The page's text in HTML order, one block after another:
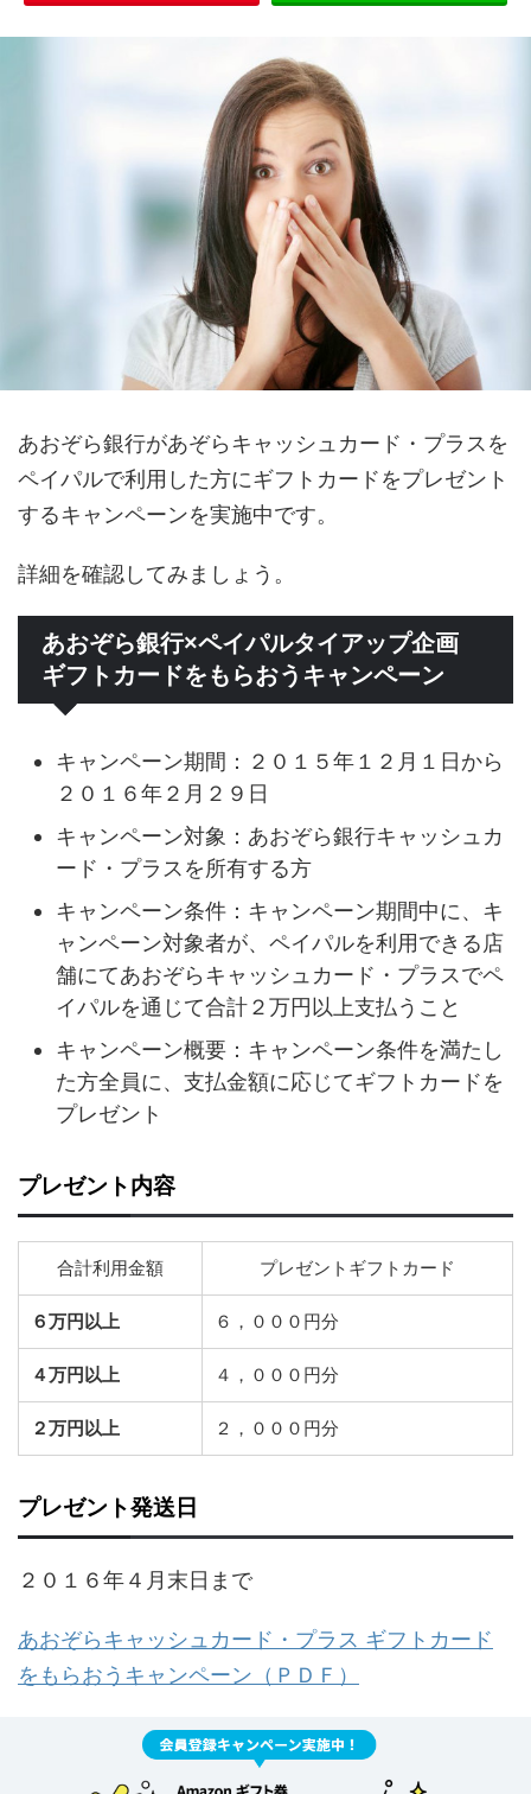
あおぞら銀行があぞらキャッシュカード・プラスを
ペイパルで利用した方にギフトカードをプレゼント
するキャンペーンを実施中です。
詳細を確認してみましょう。
あおぞら銀行×ペイパルタイアップ企画
ギフトカードをもらおうキャンペーン
キャンペーン期間：２０１５年１２月１日から
２０１６年２月２９日
キャンペーン対象：あおぞら銀行キャッシュカ
ード・プラスを所有する方
キャンペーン条件：キャンペーン期間中に、キ
ャンペーン対象者が、ペイパルを利用できる店
舗にてあおぞらキャッシュカード・プラスでペ
イパルを通じて合計２万円以上支払うこと
キャンペーン概要：キャンペーン条件を満たし
た方全員に、支払金額に応じてギフトカードを
プレゼント
プレゼント内容
合計利用金額 プレゼントギフトカード
６万円以上 ６，０００円分
４万円以上 ４，０００円分
２万円以上 ２，０００円分
プレゼント発送日
２０１６年４月末日まで
あおぞらキャッシュカード・プラス ギフトカード
をもらおうキャンペーン（ＰＤＦ）